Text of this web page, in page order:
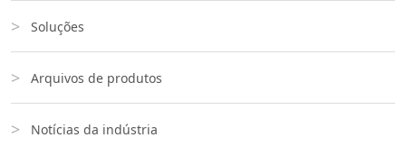
Soluções
Arquivos de produtos
Notícias da indústria